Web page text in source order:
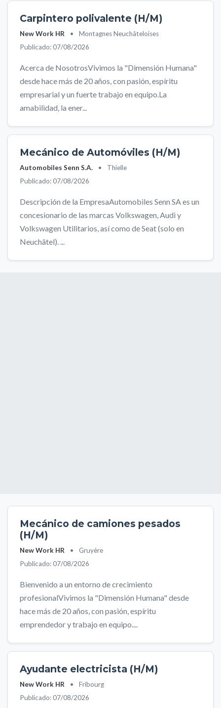
Carpintero polivalente (H/M)
New Work HR •
Montagnes Neuchâteloises
Publicado: 07/08/2026
Acerca de NosotrosVivimos la "Dimensión Humana"
desde hace más de 20 años, con pasión, espíritu
empresarial y un fuerte trabajo en equipo.La
amabilidad, la ener...
Mecánico de Automóviles (H/M)
Automobiles Senn S.A. •
Thielle
Publicado: 07/08/2026
Descripción de la EmpresaAutomobiles Senn SA es un
concesionario de las marcas Volkswagen, Audi y
Volkswagen Utilitarios, así como de Seat (solo en
Neuchâtel). ...
Mecánico de camiones pesados
(H/M)
New Work HR •
Gruyère
Publicado: 07/08/2026
Bienvenido a un entorno de crecimiento
profesionalVivimos la "Dimensión Humana" desde
hace más de 20 años, con pasión, espíritu
emprendedor y trabajo en equipo....
Ayudante electricista (H/M)
New Work HR •
Fribourg
Publicado: 07/08/2026